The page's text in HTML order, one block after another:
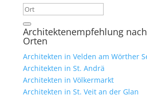
Architektenempfehlung
Orten
Architekten in Velden am Wörther
Architekten in St. Andrä
Architekten in Völkermarkt
Architekten in St. Veit an der Glan